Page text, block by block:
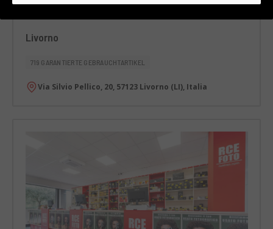
Livorno
719 GARANTIERTE GEBRAUCHTARTIKEL
Via Silvio Pellico, 20, 57123 Livorno (LI), Italia